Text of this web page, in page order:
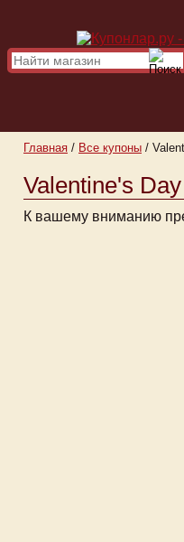
Главная / Все купоны /
Valentine's
К вашему вниманию